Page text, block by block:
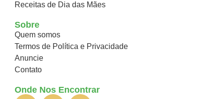
Receitas de Dia das Mães
Sobre
Quem somos
Termos de Política e Privacidade
Anuncie
Contato
Onde Nos Encontrar